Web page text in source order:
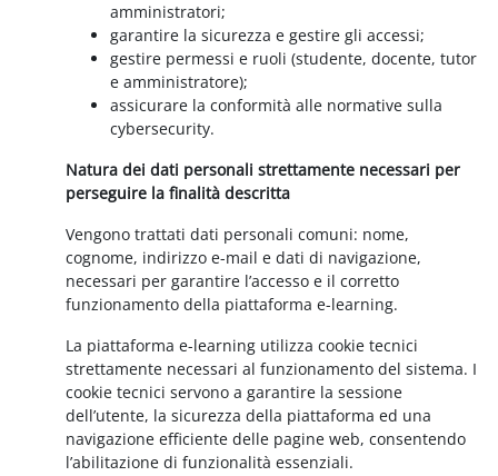
amministratori;
garantire la sicurezza e gestire gli accessi;
gestire permessi e ruoli (studente, docente, tutor
e amministratore);
assicurare la conformità alle normative sulla
cybersecurity.
Natura dei dati personali strettamente necessari per
perseguire la finalità descritta
Vengono trattati dati personali comuni: nome,
cognome, indirizzo e-mail e dati di navigazione,
necessari per garantire l’accesso e il corretto
funzionamento della piattaforma e-learning.
La piattaforma e-learning utilizza cookie tecnici
strettamente necessari al funzionamento del sistema. I
cookie tecnici servono a garantire la sessione
dell’utente, la sicurezza della piattaforma ed una
navigazione efficiente delle pagine web, consentendo
l’abilitazione di funzionalità essenziali.